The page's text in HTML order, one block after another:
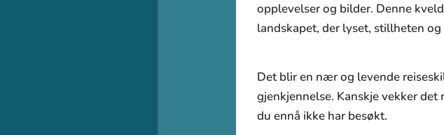
opplevelser og bilder. Denne
landskapet, der lyset, stillheten
Det blir en nær og levende
gjenkjennelse. Kanskje vekker
du ennå ikke har besøkt.